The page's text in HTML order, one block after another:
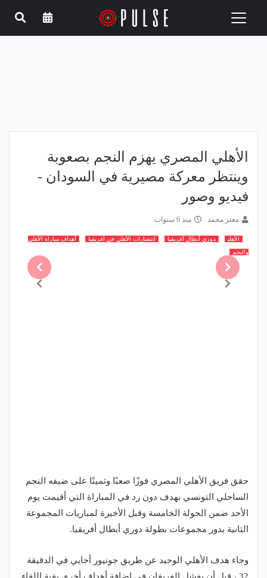
Toggle
الأهلي المصري يهزم النجم بصعوبة
وينتظر معركة مصيرية في السودان -
فيديو وصور
معتز محمد منذ 6 سنوات
الأهلي دوري أبطال أفريقيا انتصارات الأهلي في أفريقيا
أهداف مباراة الأهلي
والنجم
حقق فريق الأهلي المصري فوزًا صعبًا وثمينًا على ضيفه النجم
الساحلي التونسي بهدف دون رد في المباراة التي أقيمت يوم
الأحد ضمن الجولة الخامسة وقبل الأخيرة لمباريات المجموعة
الثانية بدور مجموعات بطولة دوري أبطال أفريقيا.
وجاء هدف الأهلي الوحيد عن طريق جونيور أجايي في الدقيقة